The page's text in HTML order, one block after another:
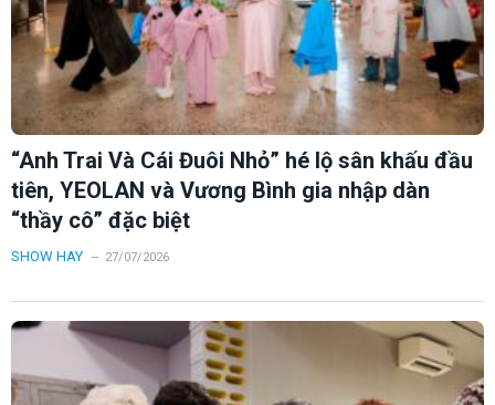
“Anh Trai Và Cái Đuôi Nhỏ” hé lộ sân khấu đầu
tiên, YEOLAN và Vương Bình gia nhập dàn
“thầy cô” đặc biệt
SHOW HAY 27/07/2026